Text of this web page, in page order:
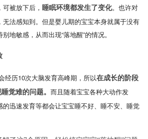
被放下后， 睡眠环境都发生了变化。也许对
法感知到。但是婴儿期的宝宝本身就属于没有
地敏感，从而出现“落地醒”的情况。
经历10次大脑发育高峰期，所以在成长的阶段
觉难的问题。 而且随着宝宝各种大动作发
迅速发育等都会让宝宝睡不好、睡不安、睡觉